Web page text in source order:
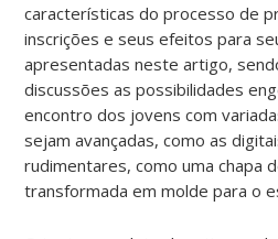
características do processo de
inscrições e seus efeitos para
apresentadas neste artigo,
discussões as possibilidades
encontro dos jovens com
sejam avançadas, como as
rudimentares, como uma chapa
transformada em molde para o